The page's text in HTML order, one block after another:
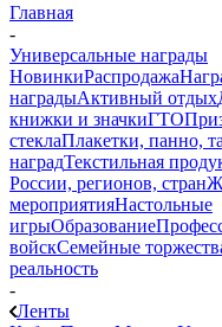
Главная
-
Универсальные награды
НовинкиРаспродажа
наградыАктивный отдых
книжки и значкиГТО
стеклаПлакетки, панно,
наградТекстильная
России, регионов, стран
мероприятияНастольные
игрыОбразование
войскСемейные
реальность
-
Ленты